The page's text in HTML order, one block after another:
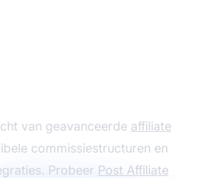
van geavanceerde affiliate
commissiestructuren en
Probeer Post Affiliate